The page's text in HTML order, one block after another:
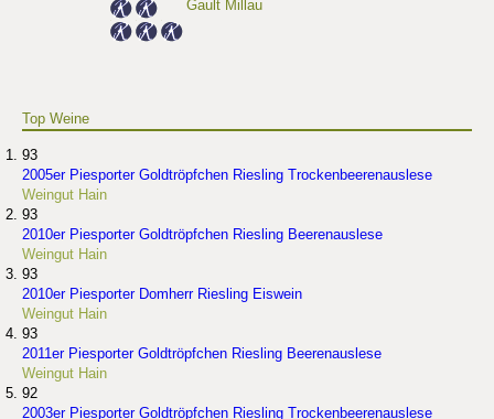
Gault Millau
Top Weine
93
2005er Piesporter Goldtröpfchen Riesling Trockenbeerenauslese
Weingut Hain
93
2010er Piesporter Goldtröpfchen Riesling Beerenauslese
Weingut Hain
93
2010er Piesporter Domherr Riesling Eiswein
Weingut Hain
93
2011er Piesporter Goldtröpfchen Riesling Beerenauslese
Weingut Hain
92
2003er Piesporter Goldtröpfchen Riesling Trockenbeerenauslese